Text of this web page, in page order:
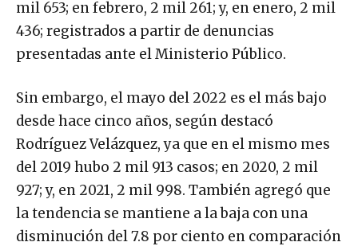
mil 653; en febrero, 2 mil 261; y, en enero, 2 mil
436; registrados a partir de denuncias
presentadas ante el Ministerio Público.
Sin embargo, el mayo del 2022 es el más bajo
desde hace cinco años, según destacó
Rodríguez Velázquez, ya que en el mismo mes
del 2019 hubo 2 mil 913 casos; en 2020, 2 mil
927; y, en 2021, 2 mil 998. También agregó que
la tendencia se mantiene a la baja con una
disminución del 7.8 por ciento en comparación